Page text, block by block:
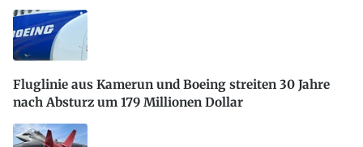
Fluglinie aus Kamerun und Boeing streiten 30 Jahre
nach Absturz um 179 Millionen Dollar